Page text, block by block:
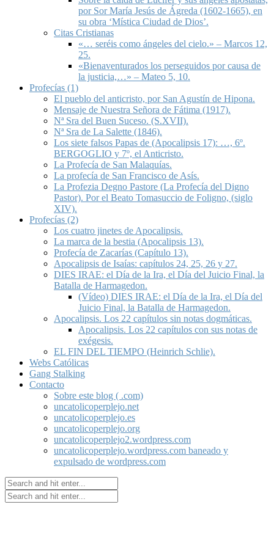
por Sor María Jesús de Ágreda (1602-1665), en
su obra ‘Mística Ciudad de Dios’.
Citas Cristianas
«… seréis como ángeles del cielo.» – Marcos 12,
25.
«Bienaventurados los perseguidos por causa de
la justicia,…» – Mateo 5, 10.
Profecías (1)
El pueblo del anticristo, por San Agustín de Hipona.
Mensaje de Nuestra Señora de Fátima (1917).
Nª Sra del Buen Suceso. (S.XVII).
Nª Sra de La Salette (1846).
Los siete falsos Papas de (Apocalipsis 17): …, 6º.
BERGOGLIO y 7º, el Anticristo.
La Profecía de San Malaquías.
La profecía de San Francisco de Asís.
La Profezia Degno Pastore (La Profecía del Digno
Pastor). Por el Beato Tomasuccio de Foligno, (siglo
XIV).
Profecías (2)
Los cuatro jinetes de Apocalipsis.
La marca de la bestia (Apocalipsis 13).
Profecía de Zacarías (Capítulo 13).
Apocalipsis de Isaías: capítulos 24, 25, 26 y 27.
DIES IRAE: el Día de la Ira, el Día del Juicio Final, la
Batalla de Harmagedon.
(Vídeo) DIES IRAE: el Día de la Ira, el Día del
Juicio Final, la Batalla de Harmagedon.
Apocalipsis. Los 22 capítulos sin notas dogmáticas.
Apocalipsis. Los 22 capítulos con sus notas de
exégesis.
EL FIN DEL TIEMPO (Heinrich Schlie).
Webs Católicas
Gang Stalking
Contacto
Sobre este blog ( .com)
uncatolicoperplejo.net
uncatolicoperplejo.es
uncatolicoperplejo.org
uncatolicoperplejo2.wordpress.com
uncatolicoperplejo.wordpress.com baneado y
expulsado de wordpress.com